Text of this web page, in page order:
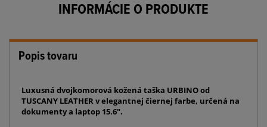
INFORMÁCIE O PRODUKTE
Popis tovaru
Luxusná dvojkomorová kožená taška URBINO od
TUSCANY LEATHER v elegantnej čiernej farbe, určená na
dokumenty a laptop 15.6".